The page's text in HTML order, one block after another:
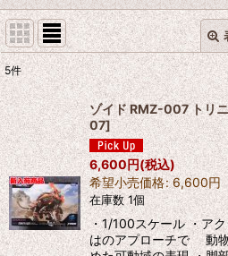
表示数:
並び順:
絞り込む
5件
ゾイド RMZ-007 トリ
07]
6,600円(税込)
希望小売価格: 6,600円
在庫数 1個
・1/100スケール ・ア
はのアプローチで 動